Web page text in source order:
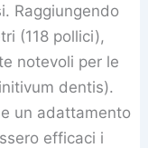
Raggiungendo
(118 pollici),
notevoli per le
dentis).
un adattamento
efficaci i